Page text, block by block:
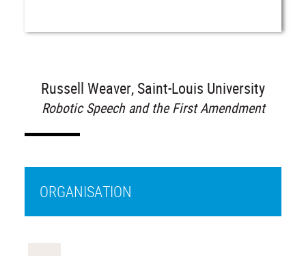
Russell Weaver, Saint-Louis University
Robotic Speech and the First Amendment
ORGANISATION